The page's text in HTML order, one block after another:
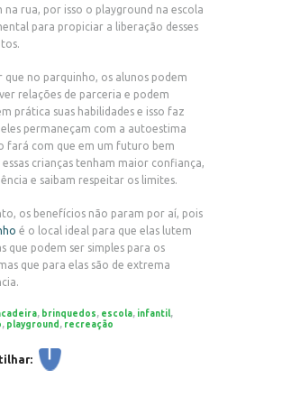
na rua, por isso o playground na escola
para propiciar a liberação desses
que no parquinho, os alunos podem
relações de parceria e podem
prática suas habilidades e isso faz
permaneçam com a autoestima
fará com que em um futuro bem
crianças tenham maior confiança,
e saibam respeitar os limites.
os benefícios não param por aí, pois
é o local ideal para que elas lutem
que podem ser simples para os
que para elas são de extrema
, brinquedos, escola, infantil,
, playground, recreação